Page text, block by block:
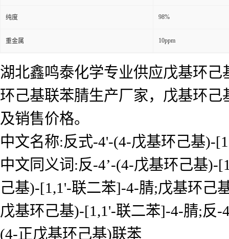
纯度 98%
重金属 10ppm
湖北鑫鸣泰化学专业供应戊基环
环己基联苯腈生产厂家，戊基环
及销售价格。
中文名称:反式-4'-(4-戊基环己基)-
中文同义词:反-4’-(4-戊基环己基)-
己基)-[1,1'-联二苯]-4-腈;戊基环己
戊基环己基)-[1,1'-联二苯]-4-腈;反
(4-正戊基环己基)联苯